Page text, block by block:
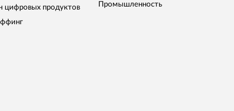
цифровых продуктов
Промышленность